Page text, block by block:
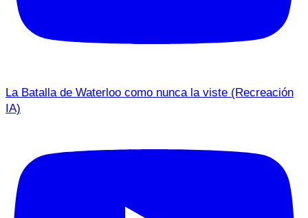
La Batalla de Waterloo como nunca la viste (Recreación
IA)